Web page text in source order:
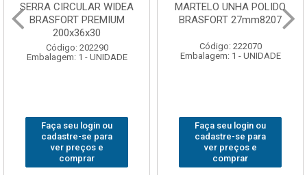
SERRA CIRCULAR WIDEA
BRASFORT PREMIUM
200x36x30
Código: 202290
Embalagem: 1 - UNIDADE
Faça seu login ou
cadastre-se para
ver preços e
comprar
MARTELO UNHA POLIDO
BRASFORT 27mm8207
Código: 222070
Embalagem: 1 - UNIDADE
Faça seu login ou
cadastre-se para
ver preços e
comprar